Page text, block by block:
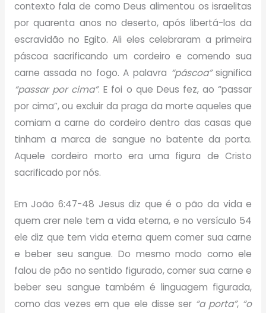
contexto fala de como Deus alimentou os israelitas
por quarenta anos no deserto, após libertá-los da
escravidão no Egito. Ali eles celebraram a primeira
páscoa sacrificando um cordeiro e comendo sua
carne assada no fogo. A palavra “páscoa”significa
“passar por cima”. E foi o que Deus fez, ao “passar
por cima”, ou excluir da praga da morte aqueles que
comiam a carne do cordeiro dentro das casas que
tinham a marca de sangue no batente da porta.
Aquele cordeiro morto era uma figura de Cristo
sacrificado por nós.
Em João 6:47-48 Jesus diz que é o pão da vida e
quem crer nele tem a vida eterna, e no versículo 54
ele diz que tem vida eterna quem comer sua carne
e beber seu sangue. Do mesmo modo como ele
falou de pão no sentido figurado, comer sua carne e
beber seu sangue também é linguagem figurada,
como das vezes em que ele disse ser “a porta”, “o